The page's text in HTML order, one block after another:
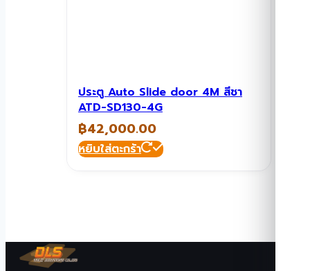
ประตู Auto Slide door 4M สีชา
ATD-SD130-4G
฿42,000.00
หยิบใส่ตะกร้า